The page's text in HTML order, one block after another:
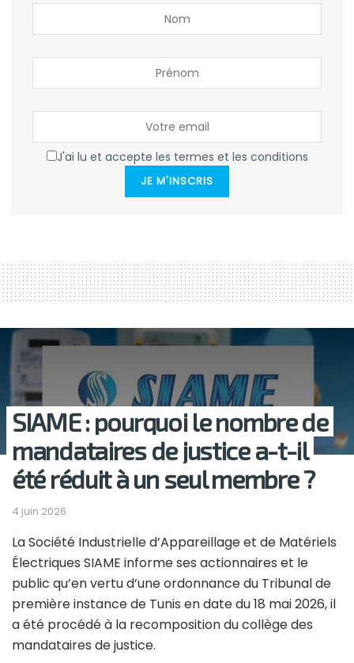
J'ai lu et accepte les termes et les conditions
JE M'INSCRIS
SIAME : pourquoi le nombre de
mandataires de justice a-t-il
été réduit à un seul membre ?
4 juin 2026
La Société Industrielle d’Appareillage et de Matériels
Électriques SIAME informe ses actionnaires et le
public qu’en vertu d’une ordonnance du Tribunal de
première instance de Tunis en date du 18 mai 2026, il
a été procédé à la recomposition du collège des
mandataires de justice.